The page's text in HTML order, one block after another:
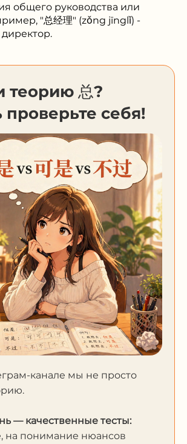
общего руководства или
"总经理" (zǒng jīnglǐ) -
теорию 总?
проверьте себя!
канале мы не просто
— качественные тесты:
на понимание нюансов